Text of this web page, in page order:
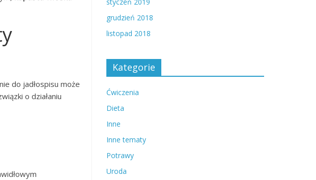
do jadłospisu może
o działaniu
grudzień 2018
listopad 2018
Kategorie
Ćwiczenia
Dieta
Inne
Inne tematy
Potrawy
Uroda